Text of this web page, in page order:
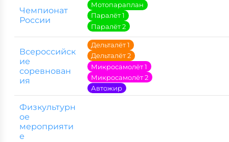
Чемпионат
России
Мотопараплан
Паралёт 1
Паралёт 2
Всероссийск
ие
соревнован
ия
Дельталёт 1
Дельталёт 2
Микросамолёт 1
Микросамолёт 2
Автожир
Физкультурн
ое
мероприяти
е